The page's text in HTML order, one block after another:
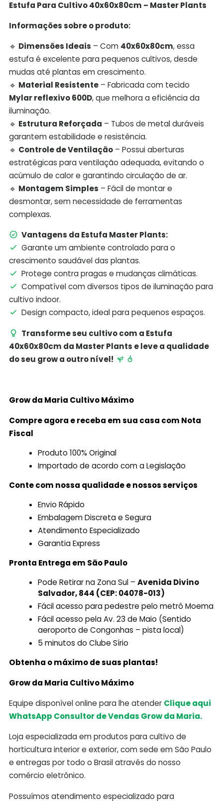
Estufa Para Cultivo 40x60x80cm – Master Plants
Informações sobre o produto:
🔹 Dimensões Ideais – Com 40x60x80cm, essa
estufa é excelente para pequenos cultivos, desde
mudas até plantas em crescimento.
🔹 Material Resistente– Fabricada com tecido
Mylar reflexivo 600D, que melhora a eficiência da
iluminação.
🔹 Estrutura Reforçada – Tubos de metal duráveis
garantem estabilidade e resistência.
🔹 Controle de Ventilação– Possui aberturas
estratégicas para ventilação adequada, evitando o
acúmulo de calor e garantindo circulação de ar.
🔹 Montagem Simples – Fácil de montar e
desmontar, sem necessidade de ferramentas
complexas.
Vantagens da Estufa Master Plants:
Garante um ambiente controlado para o
crescimento saudável das plantas.
Protege contra pragas e mudanças climáticas.
Compatível com diversos tipos de iluminação para
cultivo indoor.
Design compacto, ideal para pequenos espaços.
Transforme seu cultivo com a Estufa
40x60x80cm da Master Plants e leve a qualidade
do seu grow a outro nível!
Grow da Maria CultivoMáximo
Compre agora e receba em sua casa com Nota
Fiscal
Produto 100% Original
Importado de acordo com a Legislação
Conte com nossa qualidade e nossos serviços
Envio Rápido
Embalagem Discreta e Segura
Atendimento Especializado
Garantia Express
Pronta Entrega em São Paulo
Pode Retirar na Zona Sul –Avenida Divino
Salvador, 844 (CEP: 04078-013)
Fácil acesso para pedestre pelo metrô Moema
Fácil acesso pela Av. 23 de Maio (Sentido
aeroporto de Congonhas – pista local)
5 minutos do Clube Sírio
Obtenha o máximo de suas plantas!
Grow da Maria Cultivo Máximo
Equipe disponível online para lhe atender Clique aqui
WhatsApp Consultor de Vendas Grow da Maria.
Loja especializada em produtos para cultivo de
horticultura interior e exterior, com sede em São Paulo
e entregas por todo o Brasil através do nosso
comércio eletrônico.
Possuímos atendimento especializado para